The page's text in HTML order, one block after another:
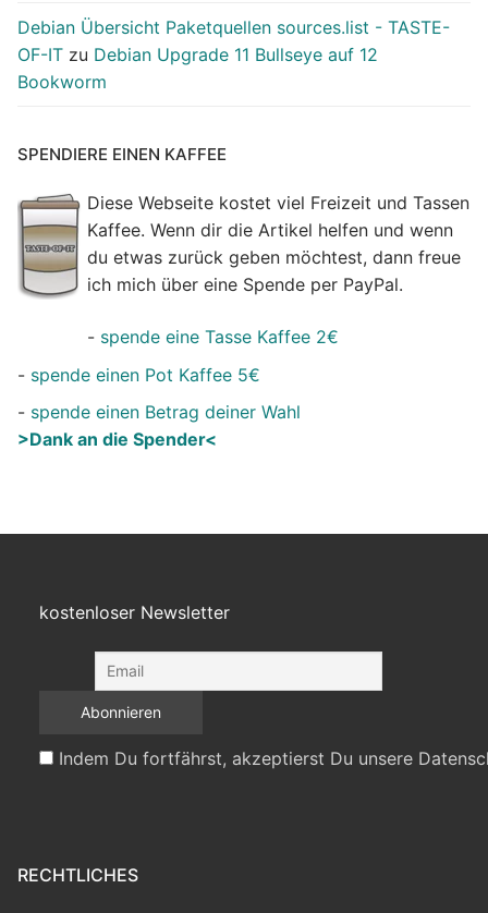
Debian Übersicht Paketquellen sources.list - TASTE-
OF-IT zu Debian Upgrade 11 Bullseye auf 12
Bookworm
SPENDIERE EINEN KAFFEE
Diese Webseite kostet viel Freizeit und Tassen
Kaffee. Wenn dir die Artikel helfen und wenn
du etwas zurück geben möchtest, dann freue
ich mich über eine Spende per PayPal.
- spende eine Tasse Kaffee 2€
- spende einen Pot Kaffee 5€
- spende einen Betrag deiner Wahl
>Dank an die Spender<
kostenloser Newsletter
Indem Du fortfährst, akzeptierst Du unsere
RECHTLICHES